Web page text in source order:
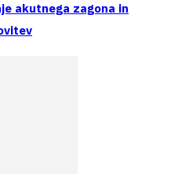
akutnega zagona in